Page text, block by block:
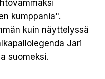
kumppania".
kuin näyttelyssä
Jari
suomeksi.